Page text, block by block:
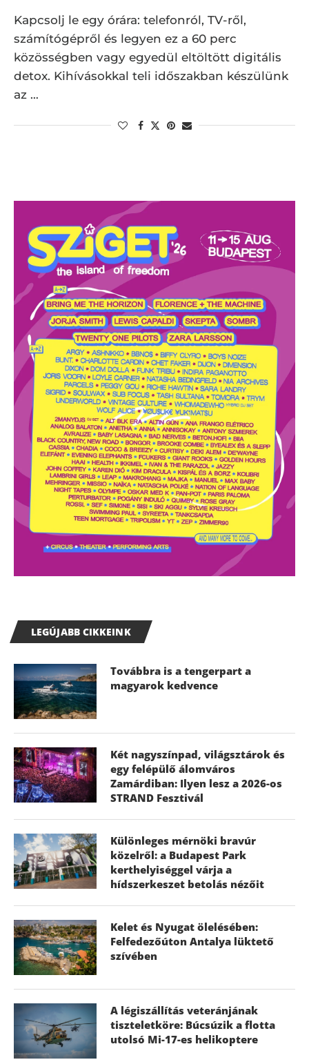
Kapcsolj le egy órára: telefonról, TV-ről,
számítógépről és legyen ez a 60 perc
közösségben vagy egyedül eltöltött digitális
detox. Kihívásokkal teli időszakban készülünk
az …
LEGÚJABB CIKKEINK
Továbbra is a tengerpart a
magyarok kedvence
Két nagyszínpad, világsztárok és
egy felépülő álomváros
Zamárdiban: Ilyen lesz a 2026-os
STRAND Fesztivál
Különleges mérnöki bravúr
közelről: a Budapest Park
kerthelyiséggel várja a
hídszerkeszet betolás nézőit
Kelet és Nyugat ölelésében:
Felfedezőúton Antalya lüktető
szívében
A légiszállítás veteránjának
tiszteletköre: Búcsúzik a flotta
utolsó Mi-17-es helikoptere